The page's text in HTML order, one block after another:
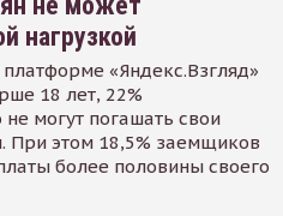
нагрузкой
«Яндекс.Взгляд»
18 лет, 22%
могут погашать свои
При этом 18,5% заемщиков
более половины своего